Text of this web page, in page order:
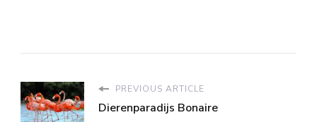
PREVIOUS ARTICLE
Dierenparadijs Bonaire